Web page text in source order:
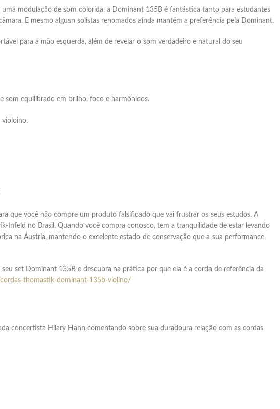
modulação de som colorida, a Dominant 135B é fantástica tanto para estudantes
E mesmo algusn solistas renomados ainda mantém a preferência pela Dominant.
para a mão esquerda, além de revelar o som verdadeiro e natural do seu
som equilibrado em brilho, foco e harmônicos.
violoino.
que você não compre um produto falsificado que vai frustrar os seus estudos. A
Infeld no Brasil. Quando você compra conosco, tem a tranquilidade de estar levando
na Áustria, mantendo o excelente estado de conservação que a sua performance
set Dominant 135B e descubra na prática por que ela é a corda de referência da
thomastik-dominant-135b-violino/
concertista Hilary Hahn comentando sobre sua duradoura relação com as cordas